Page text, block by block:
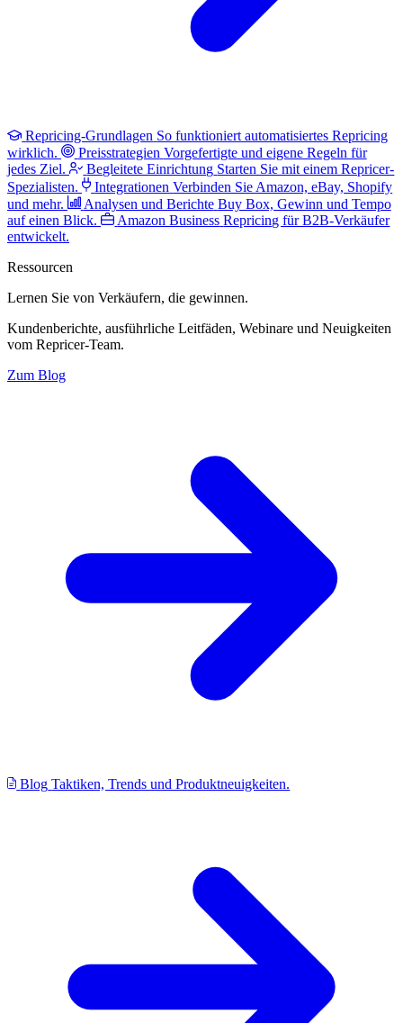
Repricing-Grundlagen So funktioniert automatisiertes Repricing
wirklich.
Preisstrategien Vorgefertigte und eigene Regeln für
jedes Ziel.
Begleitete Einrichtung Starten Sie mit einem Repricer-
Spezialisten.
Integrationen Verbinden Sie Amazon, eBay, Shopify
und mehr.
Analysen und Berichte Buy Box, Gewinn und Tempo
auf einen Blick.
Amazon Business Repricing für B2B-Verkäufer
entwickelt.
Ressourcen
Lernen Sie von Verkäufern, die gewinnen.
Kundenberichte, ausführliche Leitfäden, Webinare und Neuigkeiten
vom Repricer-Team.
Zum Blog
Blog Taktiken, Trends und Produktneuigkeiten.